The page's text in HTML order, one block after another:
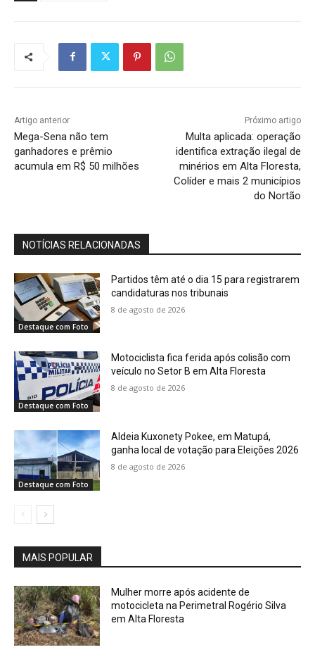
Artigo anterior
Mega-Sena não tem
ganhadores e prêmio
acumula em R$ 50 milhões
Próximo artigo
Multa aplicada: operação
identifica extração ilegal de
minérios em Alta Floresta,
Colíder e mais 2 municípios
do Nortão
NOTÍCIAS RELACIONADAS
Destaque com Foto
Partidos têm até o dia 15 para registrarem
candidaturas nos tribunais
8 de agosto de 2026
Destaque com Foto
Motociclista fica ferida após colisão com
veículo no Setor B em Alta Floresta
8 de agosto de 2026
Destaque com Foto
Aldeia Kuxonety Pokee, em Matupá,
ganha local de votação para Eleições 2026
8 de agosto de 2026
MAIS POPULAR
Mulher morre após acidente de
motocicleta na Perimetral Rogério Silva
em Alta Floresta